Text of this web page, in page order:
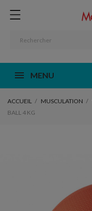
MENU
ACCUEIL MUSCULATION
BALL 4 KG